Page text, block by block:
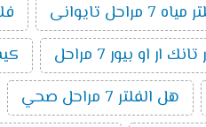
7 مراحل تايوانى
ار او بيور 7 مراحل
هل الفلتر 7 مراحل صحي